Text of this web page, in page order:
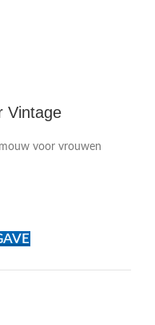
Vintage
voor vrouwen